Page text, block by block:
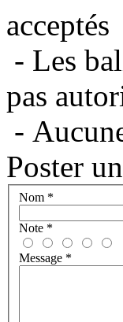
acceptés
- Les
pas
-
Poster
Nom *
Note *
Message *